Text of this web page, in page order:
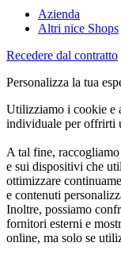
Azienda
Altri nice Shops
Recedere dal contratto
Personalizza la tua
Utilizziamo i cookie e
individuale per offrirti
A tal fine,
e sui dispositivi che
ottimizzare
e contenuti
Inoltre, possiamo
fornitori esterni e
online, ma solo se